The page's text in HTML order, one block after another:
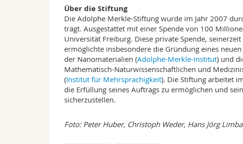
Über die Stiftung
Die Adolphe Merkle-Stiftung wurde im Jahr 2007
trägt. Ausgestattet mit einer Spende von 100
Universität Freiburg. Diese private Spende,
ermöglichte insbesondere die Gründung eines
der Nanomaterialien (Adolphe-Merkle-Institut) und
Mathematisch-Naturwissenschaftlichen und
(Institut für Mehrsprachigkeit). Die Stiftung arbeitet
die Erfüllung seines Auftrags zu ermöglichen und
sicherzustellen.
Foto: Peter Huber, Christoph Weder, Hans Jörg